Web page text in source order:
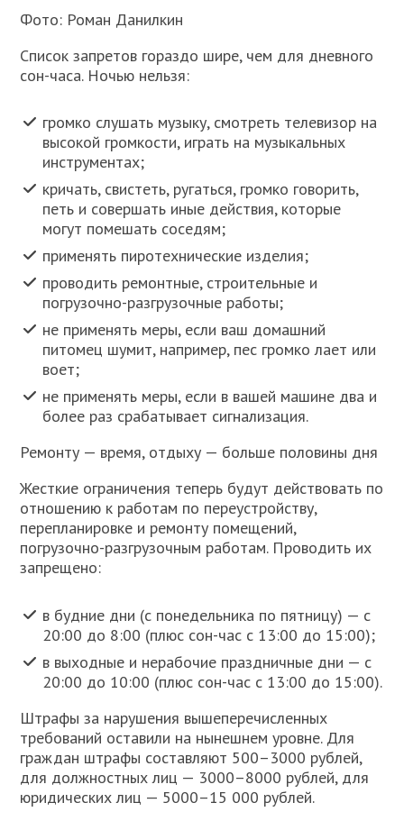
Фото: Роман Данилкин
Список запретов гораздо шире, чем для дневного
сон-часа. Ночью нельзя:
громко слушать музыку, смотреть телевизор на
высокой громкости, играть на музыкальных
инструментах;
кричать, свистеть, ругаться, громко говорить,
петь и совершать иные действия, которые
могут помешать соседям;
применять пиротехнические изделия;
проводить ремонтные, строительные и
погрузочно-разгрузочные работы;
не применять меры, если ваш домашний
питомец шумит, например, пес громко лает или
воет;
не применять меры, если в вашей машине два и
более раз срабатывает сигнализация.
Ремонту — время, отдыху — больше половины дня
Жесткие ограничения теперь будут действовать по
отношению к работам по переустройству,
перепланировке и ремонту помещений,
погрузочно-разгрузочным работам. Проводить их
запрещено:
в будние дни (с понедельника по пятницу) — с
20:00 до 8:00 (плюс сон-час с 13:00 до 15:00);
в выходные и нерабочие праздничные дни — с
20:00 до 10:00 (плюс сон-час с 13:00 до 15:00).
Штрафы за нарушения вышеперечисленных
требований оставили на нынешнем уровне. Для
граждан штрафы составляют 500–3000 рублей,
для должностных лиц — 3000–8000 рублей, для
юридических лиц — 5000–15 000 рублей.